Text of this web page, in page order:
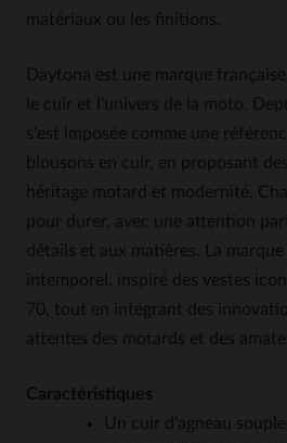
matériaux ou les finitions.
Daytona est une marque
le cuir et l'univers de la moto.
s'est imposée comme une
blousons en cuir, en proposant
héritage motard et modernité.
pour durer, avec une attention
détails et aux matières. La
intemporel, inspiré des vestes
70, tout en intégrant des
attentes des motards et des
Caractéristiques
Un cuir d'agneau